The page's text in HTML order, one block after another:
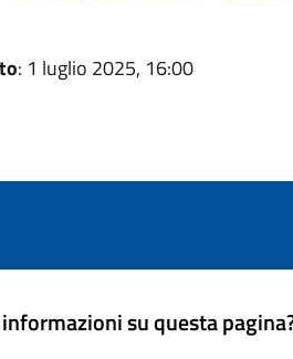
: 1 luglio 2025, 16:00
su questa